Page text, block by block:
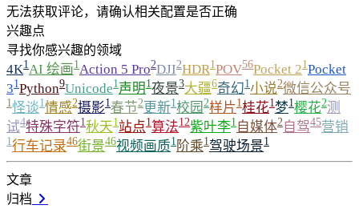
无法获取评论，请确认相关配置是否正确
兴趣点
寻找你感兴趣的领域
4K1AI 绘画1Action 5 Pro2DJI2HDR1POV56Pocket 21Pocket
31Python9Unicode1声明 1夜景3大疆6奇幻1小说2微信公众号
1怪谈1情感2摄影1春节2更新1校园 2样片1桂花1梦1樱花2测
试4特殊字符1秋天1站点1算法12紫叶李1 自媒体2自驾45营销
1行车记录46街景46视频画质1 阶乘1驾驶场景1
文章
归档